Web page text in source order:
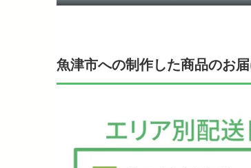
魚津市への制作した商品のお